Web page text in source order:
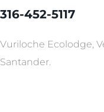
316-452-5117
Vuriloche Ecolodge,
Santander.